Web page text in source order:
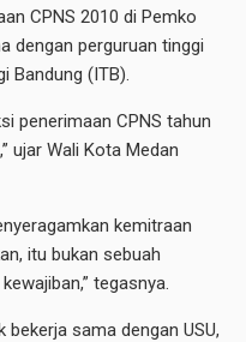
CPNS 2010 di Pemko
dengan perguruan tinggi
Bandung (ITB).
penerimaan CPNS tahun
ujar Wali Kota Medan
kemitraan
itu bukan sebuah
tegasnya.
bekerja sama dengan USU,